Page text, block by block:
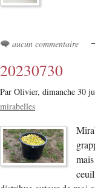
aucun commentaire
20230730
Par Olivier, dimanche 30
mirabelles